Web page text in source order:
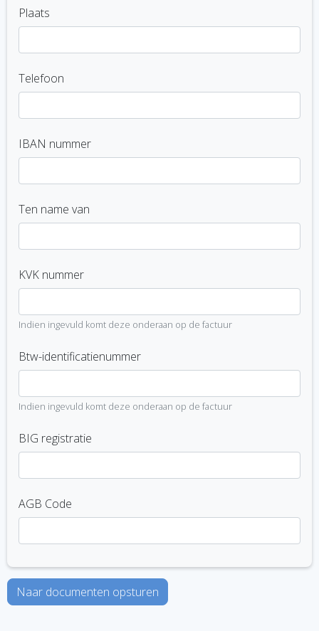
Plaats
Telefoon
IBAN nummer
Ten name van
KVK nummer
Indien ingevuld komt deze onderaan op de factuur
Btw-identificatienummer
Indien ingevuld komt deze onderaan op de factuur
BIG registratie
AGB Code